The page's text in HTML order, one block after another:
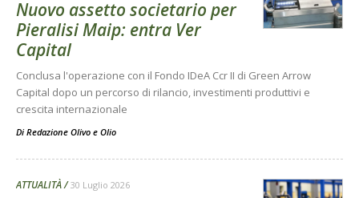
Nuovo assetto societario per
Pieralisi Maip: entra Ver
Capital
Conclusa l'operazione con il Fondo IDeA Ccr II di Green Arrow
Capital dopo un percorso di rilancio, investimenti produttivi e
crescita internazionale
Di Redazione Olivo e Olio
ATTUALITÀ 30 Luglio 2026